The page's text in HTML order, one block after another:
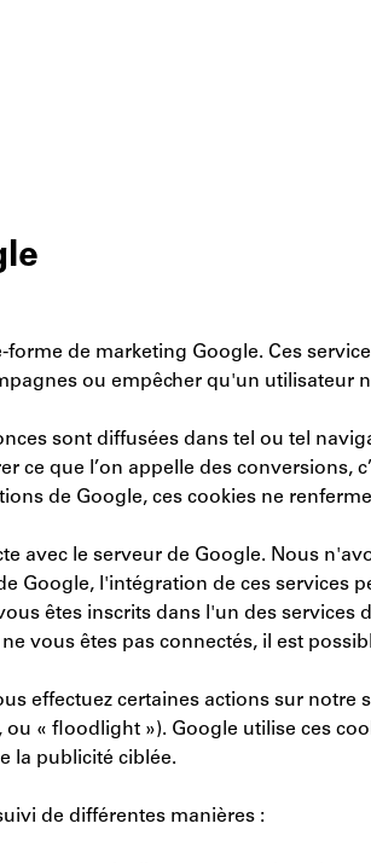
de marketing Google. Ces
ou empêcher qu'un utilisateur
sont diffusées dans tel ou tel
ce que l’on appelle des conversions,
de Google, ces cookies ne
avec le serveur de Google. Nous
Google, l'intégration de ces services
êtes inscrits dans l'un des
vous êtes pas connectés, il est
effectuez certaines actions sur
« floodlight »). Google utilise ces
la publicité ciblée.
de différentes manières :